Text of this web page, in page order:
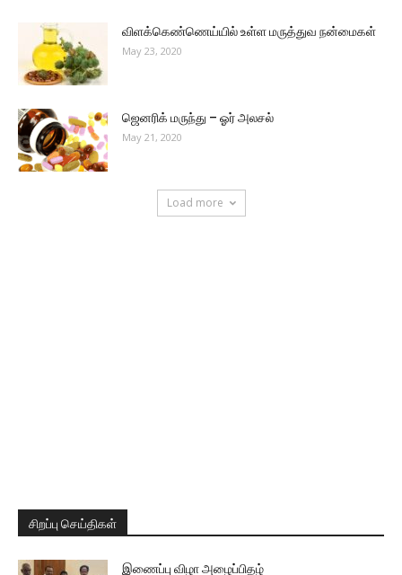
விளக்கெண்ணெய்யில் உள்ள மருத்துவ நன்மைகள்
May 23, 2020
ஜெனரிக் மருந்து – ஓர் அலசல்
May 21, 2020
Load more
சிறப்பு செய்திகள்
இணைப்பு விழா அழைப்பிதழ்